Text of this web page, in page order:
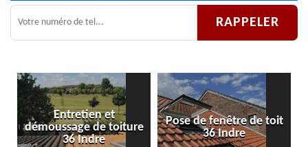
Entretien et
démoussage de toiture
36 Indre
Pose de fenêtre de toit
36 Indre